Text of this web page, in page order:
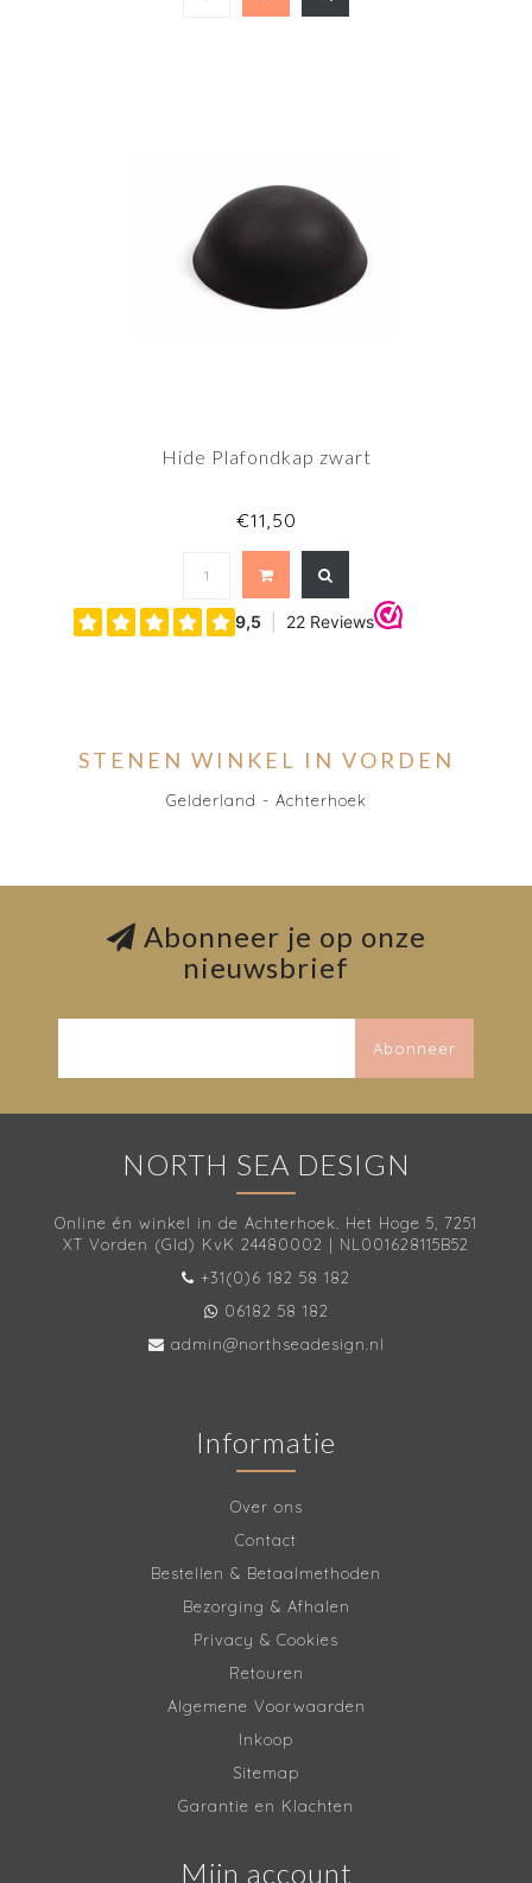
Hide Plafondkap zwart
€11,50
STENEN WINKEL IN VORDEN
Gelderland - Achterhoek
Abonneer je op onze
nieuwsbrief
Abonneer
NORTH SEA DESIGN
Online én winkel in de Achterhoek. Het Hoge 5, 7251
XT Vorden (Gld) KvK 24480002 | NL001628115B52
+31(0)6 182 58 182
06182 58 182
admin@northseadesign.nl
Informatie
Over ons
Contact
Bestellen & Betaalmethoden
Bezorging & Afhalen
Privacy & Cookies
Retouren
Algemene Voorwaarden
Inkoop
Sitemap
Garantie en Klachten
Mijn account